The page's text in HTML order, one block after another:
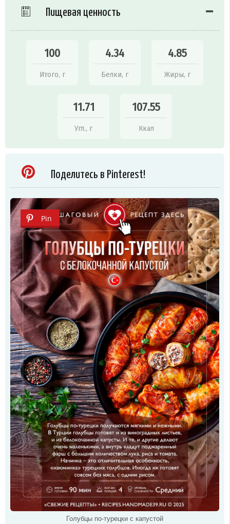
Пищевая ценность
100
Итого, г
4.34
Белки, г
4.85
Жиры, г
11.71
Угл., г
107.55
Ккал
Поделитесь в Pinterest!
Pin
Голубцы по-турецки с капустой